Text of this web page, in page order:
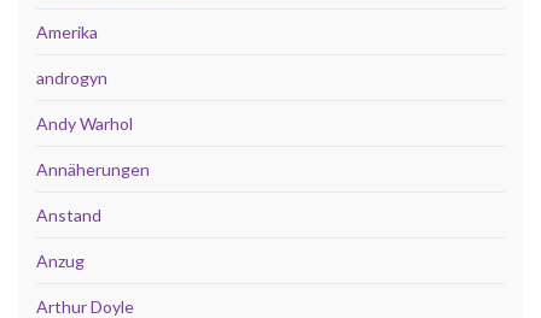
Amerika
androgyn
Andy Warhol
Annäherungen
Anstand
Anzug
Arthur Doyle